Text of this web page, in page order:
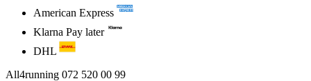
American Express
Klarna Pay later
DHL
All4running 072 520 00 99